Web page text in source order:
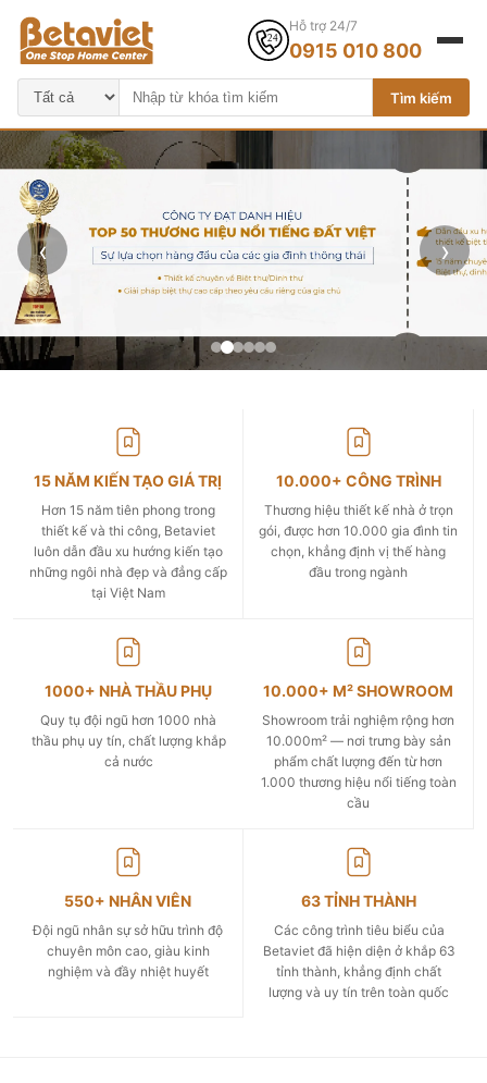
Tìm kiếm
Hỗ trợ 24/7
0915 010 800
‹ ›
15 NĂM KIẾN TẠO GIÁ TRỊ
Hơn 15 năm tiên phong trong
thiết kế và thi công, Betaviet
luôn dẫn đầu xu hướng kiến tạo
những ngôi nhà đẹp và đẳng cấp
tại Việt Nam
10.000+ CÔNG TRÌNH
Thương hiệu thiết kế nhà ở trọn
gói, được hơn 10.000 gia đình tin
chọn, khẳng định vị thế hàng
đầu trong ngành
1000+ NHÀ THẦU PHỤ
Quy tụ đội ngũ hơn 1000 nhà
thầu phụ uy tín, chất lượng khắp
cả nước
10.000+ M² SHOWROOM
Showroom trải nghiệm rộng hơn
10.000m² — nơi trưng bày sản
phẩm chất lượng đến từ hơn
1.000 thương hiệu nổi tiếng toàn
cầu
550+ NHÂN VIÊN
Đội ngũ nhân sự sở hữu trình độ
chuyên môn cao, giàu kinh
nghiệm và đầy nhiệt huyết
63 TỈNH THÀNH
Các công trình tiêu biểu của
Betaviet đã hiện diện ở khắp 63
tỉnh thành, khẳng định chất
lượng và uy tín trên toàn quốc